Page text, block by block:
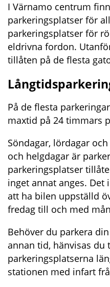
I Värnamo centrum
parkeringsplatser för
parkeringsplatser för
eldrivna fordon.
tillåten på de flesta
På de flesta
maxtid på 24 timmars
Söndagar, lördagar
och helgdagar är
parkeringsplatser
inget annat anges.
att ha bilen uppställd
fredag till och med
Behöver du parkera
annan tid, hänvisas du
parkeringsplatserna
stationen med infart